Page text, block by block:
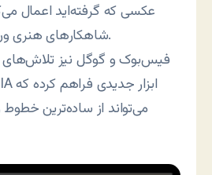
عکسی که گرفته‌اید اعمال
شاهکارهای هنری ون‌گوگ و پیکاسو شود.
فیس‌بوک و گوگل نیز تلاش‌های
می‌تواند از ساده‌ترین خطوط